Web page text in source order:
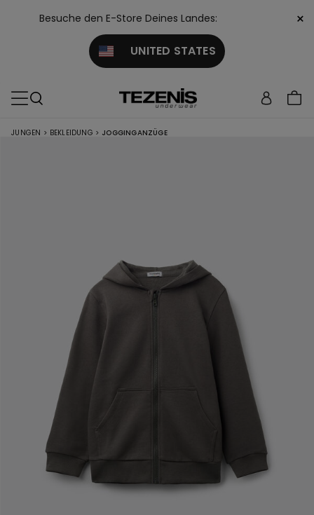
Besuche den E-Store Deines Landes:
UNITED STATES
×
JUNGEN > BEKLEIDUNG > JOGGINGANZÜGE